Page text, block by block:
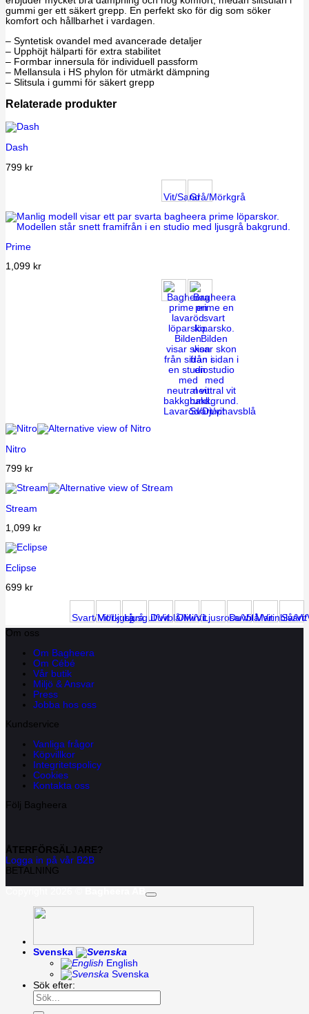
gummi ger ett säkert grepp. En perfekt sko för dig som söker
komfort och hållbarhet i vardagen.
– Syntetisk ovandel med avancerade detaljer
– Upphöjt hälparti för extra stabilitet
– Formbar innersula för individuell passform
– Mellansula i HS phylon för utmärkt dämpning
– Slitsula i gummi för säkert grepp
Relaterade produkter
Dash
799 kr
Vit/SandGrå/Mörkgrå
Prime
1,099 kr
Lavaröd/Djuphavsblå
Svart/vit
Nitro
799 kr
Stream
1,099 kr
Eclipse
699 kr
Svart/Mörkgrå
Vit/LjusgråLjusgul/VitDuvblå/Mint
Oliv/VitLjusrosa/VitDuvblå/VitMarinblå/Vit
Svart/
Om oss
Om Bagheera
Om Cébé
Vår butik
Miljö & Ansvar
Press
Jobba hos oss
Kundservice
Vanliga frågor
Köpvillkor
Integritetspolicy
Cookies
Kontakta oss
Följ Bagheera
ÅTERFÖRSÄLJARE?
Logga in på vår B2B
BETALNING
Svenska
English
Svenska
Sök efter: